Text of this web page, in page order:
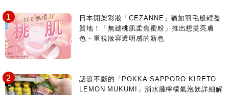
日本開架彩妝「CEZANNE」猶如羽毛般輕盈
質地！「無縫桃肌柔焦蜜粉」推出想提亮膚
色・重視妝容透明感的新色
話題不斷的「POKKA SAPPORO KIRETO
LEMON MUKUMI」消水腫檸檬氣泡飲詳細解